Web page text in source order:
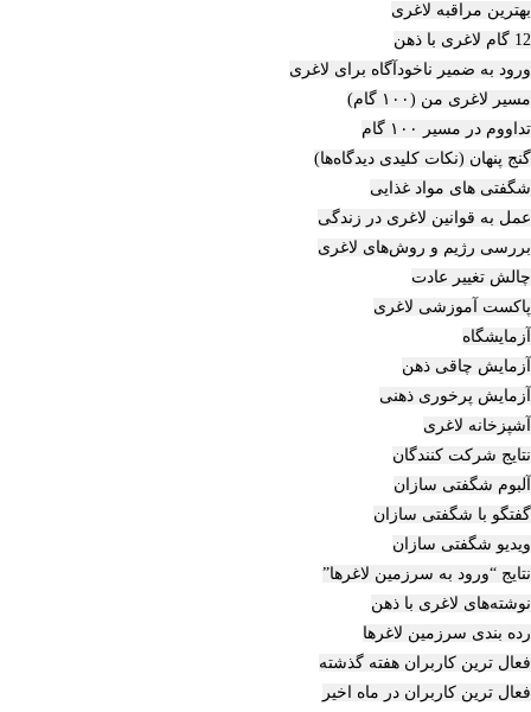
بهترین مراقبه لاغری
12 گام لاغری با ذهن
ورود به ضمیر ناخودآگاه برای لاغری
مسیر لاغری من (۱۰۰ گام)
تداووم در مسیر ۱۰۰ گام
گنج پنهان (نکات کلیدی دیدگاه‌ها)
شگفتی های مواد غذایی
عمل به قوانین لاغری در زندگی
بررسی رژیم‌ و روش‌های لاغری
چالش تغییر عادت
پاکست آموزشی لاغری
آزمایشگاه
آزمایش چاقی ذهن
آزمایش پرخوری ذهنی
آشپزخانه لاغری
نتایج شرکت کنندگان
آلبوم شگفتی سازان
گفتگو با شگفتی سازان
ویدیو شگفتی سازان
نتایج “ورود به سرزمین لاغرها”
نوشته‌های لاغری با ذهن
رده بندی سرزمین لاغرها
فعال ترین کاربران هفته گذشته
فعال ترین کاربران در ماه اخیر